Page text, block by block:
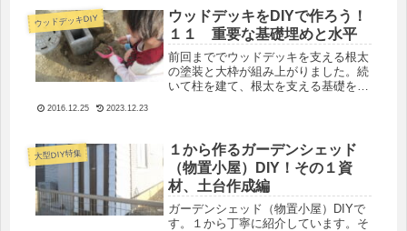
ウッドデッキDIY
ウッドデッキをDIYで作ろう！
１１ 重要な基礎埋めと水平
前回まででウッドデッキを支える根太
の塗装と大枠が組み上がりました。続
いて柱を建て、根太を支える基礎を埋
2016.12.25 2023.12.23
大型DIY特集
１から作るガーデンシェッド
（物置小屋）DIY！その１資
材、土台作成編
ガーデンシェッド（物置小屋）DIYで
す。１から丁寧に紹介しています。そ